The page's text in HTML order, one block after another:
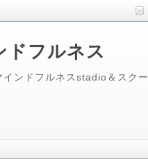
フルネス
ンドフルネスstadio＆スクー